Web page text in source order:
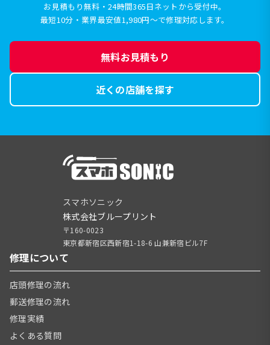
お見積もり無料・24時間365日ネットから受付中。
最短10分・業界最安値1,980円〜で修理対応します。
無料お見積もり
近くの店舗を探す
スマホソニック
株式会社ブループリント
〒160-0023
東京都新宿区西新宿1-18-6 山兼新宿ビル7F
修理について
店頭修理の流れ
郵送修理の流れ
修理実績
よくある質問